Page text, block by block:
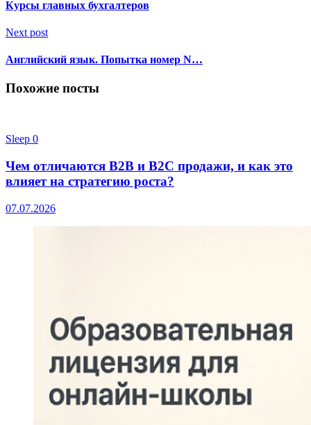
Курсы главных бухгалтеров
Next post
Английский язык. Попытка номер N…
Похожие посты
Sleep 0
Чем отличаются B2B и B2C продажи, и как это
влияет на стратегию роста?
07.07.2026